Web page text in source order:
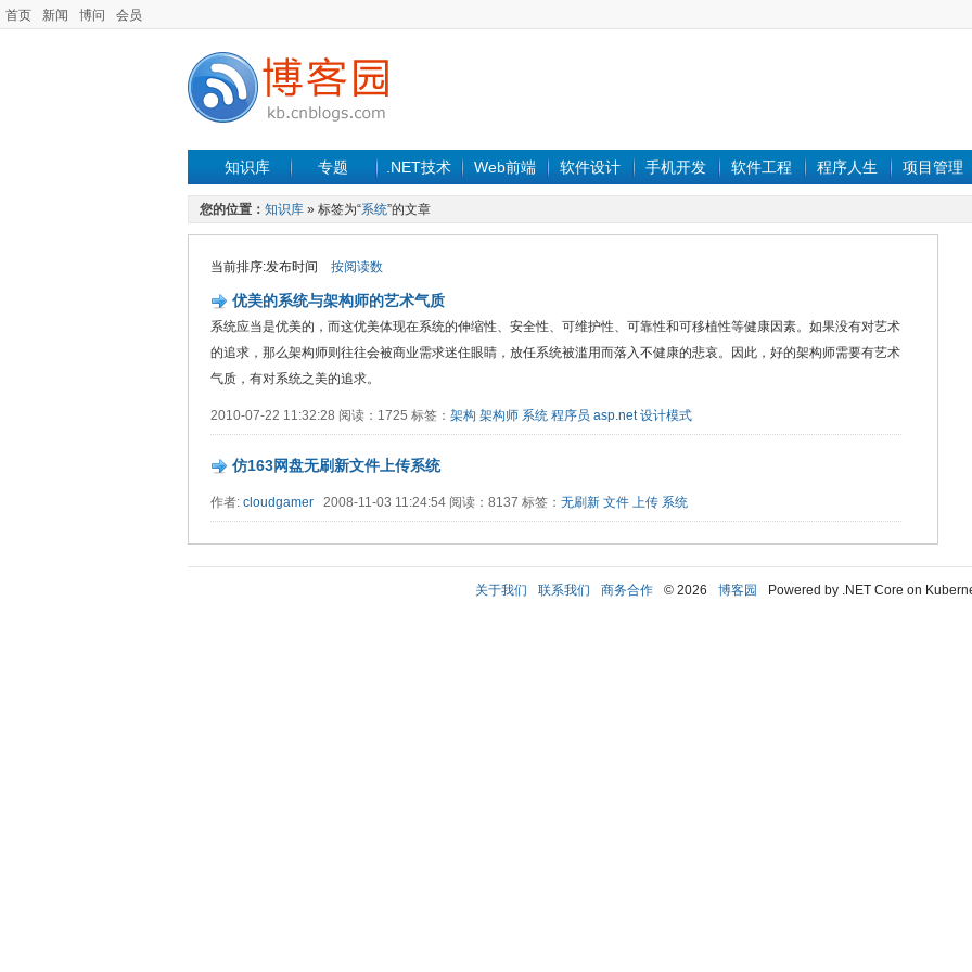
首页 新闻 博问 会员
知识库 专题 .NET技术 Web前端 软件设计 手机开发 软件工程 程序人生 项目管理
您的位置： 知识库 » 标签为“系统”的文章
当前排序:发布时间 按阅读数
优美的系统与架构师的艺术气质
系统应当是优美的，而这优美体现在系统的伸缩性、安全性、可维护性、可靠性和可移植性等健康因素。如果没有对艺术
的追求，那么架构师则往往会被商业需求迷住眼睛，放任系统被滥用而落入不健康的悲哀。因此，好的架构师需要有艺术
气质，有对系统之美的追求。
2010-07-22 11:32:28 阅读：1725 标签： 架构 架构师 系统 程序员 asp.net 设计模式
仿163网盘无刷新文件上传系统
作者: cloudgamer 2008-11-03 11:24:54 阅读：8137 标签： 无刷新 文件 上传 系统
关于我们 联系我们 商务合作 © 2026 博客园 Powered by .NET Core on